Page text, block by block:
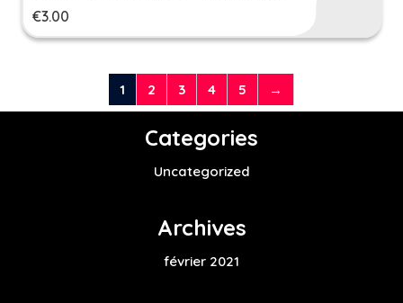
€3.00
1 2 3 4 5 →
Categories
Uncategorized
Archives
février 2021